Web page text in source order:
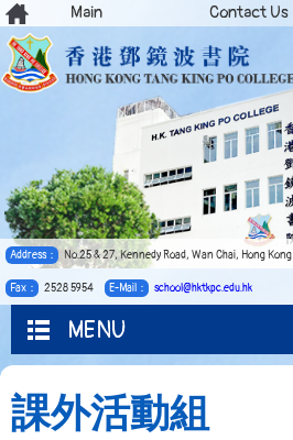
Address： No.25 & 27, Kennedy Road, Wan Chai, Hong Kong
Fax： 2528 5954 E-Mail： school@hktkpc.edu.hk
Contact Us
Main
MENU
課外活動組